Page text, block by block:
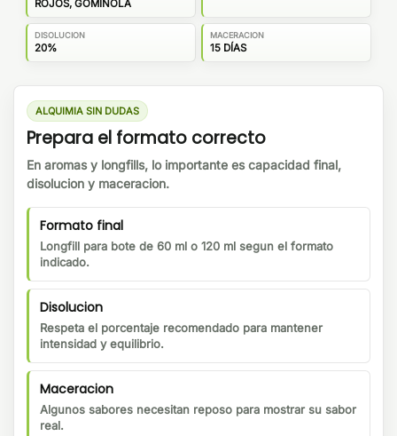
ROJOS, GOMINOLA
DISOLUCION
20%
MACERACION
15 DÍAS
ALQUIMIA SIN DUDAS
Prepara el formato correcto
En aromas y longfills, lo importante es capacidad final,
disolucion y maceracion.
Formato final
Longfill para bote de 60 ml o 120 ml segun el formato
indicado.
Disolucion
Respeta el porcentaje recomendado para mantener
intensidad y equilibrio.
Maceracion
Algunos sabores necesitan reposo para mostrar su sabor
real.